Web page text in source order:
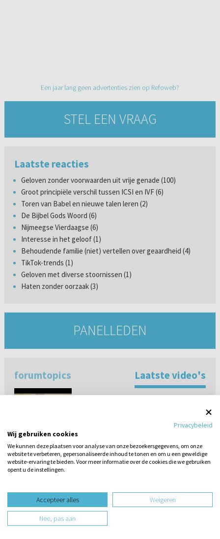
Een jaar lang geen advertenties zien op Refoweb?
STEL EEN VRAAG
Laatste reacties
Geloven zonder voorwaarden uit vrije genade (100)
Groot principiële verschil tussen ICSI en IVF (6)
Toren van Babel en nieuwe talen leren (2)
De Bijbel Gods Woord (6)
Nijmeegse Vierdaagse (6)
Interesse in het geloof (1)
Behoudende familie (niet) vertellen over geaardheid (4)
TikTok-trends (1)
Geloven met diverse stoornissen (1)
Haten zonder oorzaak (3)
PANELLEDEN
forumtopics Laatste video's
Ds. Simons - Jezus kennen is
allesovertreffend (Pastorale Questions &
Answers lezing 2)
Q&A met panel: ds. Baars - ds. Simons -
ds. van Kooten - ds. van Vlastuin
een vraag
Privacybeleid
Wij gebruiken cookies
We kunnen deze plaatsen voor analyse van onze bezoekersgegevens, om onze
website te verbeteren, gepersonaliseerde inhoud te tonen en om u een geweldige
website-ervaring te bieden. Voor meer informatie over de cookies die we gebruiken
opent u de instellingen.
Accepteer alles Weigeren
Nee, pas aan